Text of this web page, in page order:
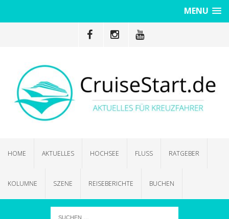
MENU
HOME AKTUELLES HOCHSEE FLUSS RATGEBER
KOLUMNE SZENE REISEBERICHTE BUCHEN